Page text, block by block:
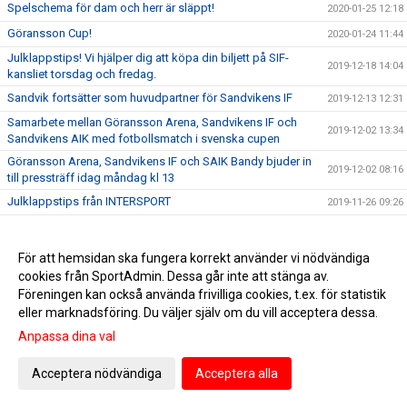
Spelschema för dam och herr är släppt! 2020-01-25 12:18
Göransson Cup! 2020-01-24 11:44
Julklappstips! Vi hjälper dig att köpa din biljett på SIF-
kansliet torsdag och fredag.
2019-12-18 14:04
Sandvik fortsätter som huvudpartner för Sandvikens IF 2019-12-13 12:31
Samarbete mellan Göransson Arena, Sandvikens IF och
Sandvikens AIK med fotbollsmatch i svenska cupen
2019-12-02 13:34
Göransson Arena, Sandvikens IF och SAIK Bandy bjuder in
till pressträff idag måndag kl 13
2019-12-02 08:16
Julklappstips från INTERSPORT 2019-11-26 09:26
Föreningsvecka. Provkör bil hos Bilmetro vecka 47. Varje
provkörning ger 100 kr till SIF!
2019-11-18 12:03
En vän och kollega har lämnat oss 2019-11-10 16:35
Grattis Ingemar till fri husbilsvecka! Vinnande lottnr: 70 2019-11-05 11:19
Herr: Inför SIF - Vasalunds IF
Onsdag den 6/11 stänger Intersport sin webbshop för
klubbkläder för i år
För att hemsidan ska fungera korrekt använder vi nödvändiga
cookies från SportAdmin. Dessa går inte att stänga av.
Föreningen kan också använda frivilliga cookies, t.ex. för statistik
eller marknadsföring. Du väljer själv om du vill acceptera dessa.
Anpassa dina val
Acceptera nödvändiga Acceptera alla